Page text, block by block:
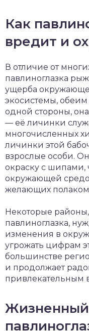
Как
вредит и
В отличие от
павлиноглазка
ущерба
экосистемы, обеим
одной стороны,
— её личинки
многочисленных
личинки этой
взрослые особи.
окраску с шипами,
окружающей
желающих
Некоторые районы,
павлиноглазка,
изменения в
угрожать цифрам
большинстве
и продолжает